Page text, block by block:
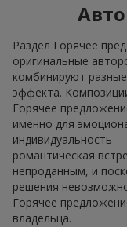
Раздел Горячее
оригинальные
комбинируют
эффекта.
Горячее
именно для
индивидуальность
романтическая
непроданным, и
решения
Горячее
владельца.